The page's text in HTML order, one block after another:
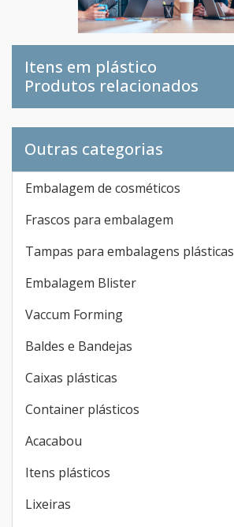
Itens em plástico
Produtos relacionados
Outras categorias
Embalagem de cosméticos
Frascos para embalagem
Tampas para embalagens plásticas
Embalagem Blister
Vaccum Forming
Baldes e Bandejas
Caixas plásticas
Container plásticos
Acacabou
Itens plásticos
Lixeiras